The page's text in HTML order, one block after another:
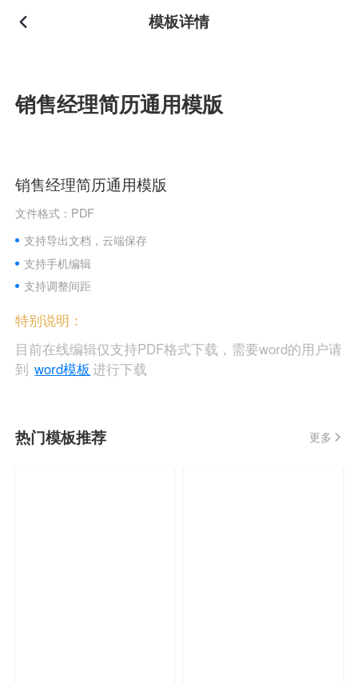
模板详情
销售经理简历通用模版
销售经理简历通用模版
文件格式：PDF
支持导出文档，云端保存
支持手机编辑
支持调整间距
特别说明：
目前在线编辑仅支持PDF格式下载，需要word的用户请
到 word模板 进行下载
热门模板推荐 更多